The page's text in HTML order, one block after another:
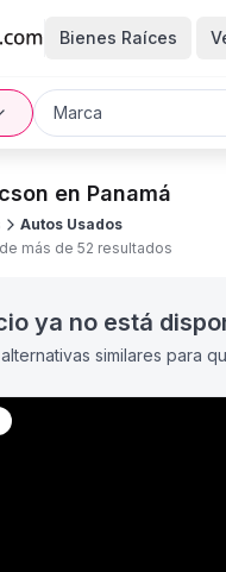
Bienes Raíces
Marca
en Panamá
Autos Usados
de más de 52 resultados
ya no está
similares para